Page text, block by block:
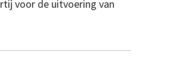
voor de uitvoering van